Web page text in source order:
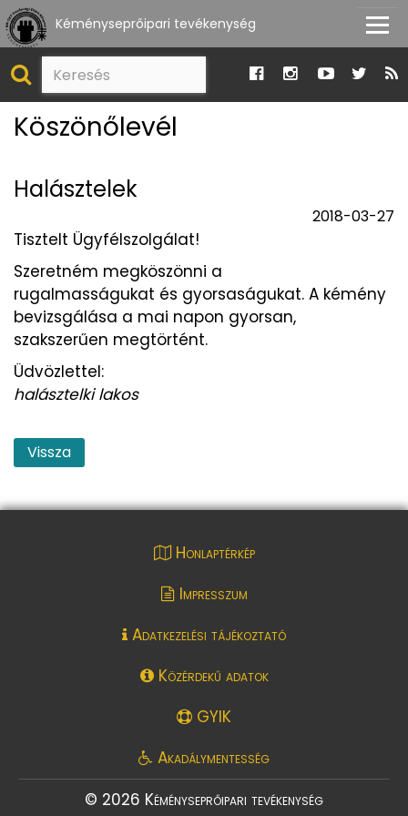
Kéményseprőipari tevékenység
Köszönőlevél
Halásztelek
2018-03-27
Tisztelt Ügyfélszolgálat!
Szeretném megköszönni a
rugalmasságukat és gyorsaságukat. A kémény
bevizsgálása a mai napon gyorsan,
szakszerűen megtörtént.
Üdvözlettel:
halásztelki lakos
Vissza
Honlaptérkép
Impresszum
Adatkezelési tájékoztató
Közérdekű adatok
GYIK
Akadálymentesség
© 2026 Kéményseprőipari tevékenység